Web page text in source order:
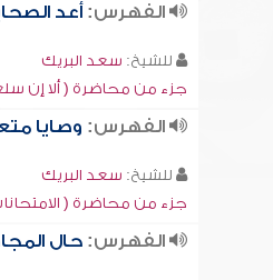
الفهرس:أعد
للشيخ: سعد البريك
جزء من محاضرة ( ألا إن
الفهرس: وصايا
للشيخ: سعد البريك
جزء من محاضرة (
الفهرس:حال